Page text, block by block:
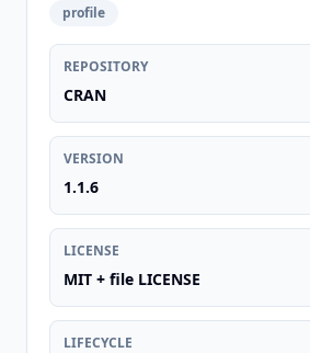
profile
REPOSITORY
CRAN
VERSION
1.1.6
LICENSE
MIT + file LICENSE
LIFECYCLE